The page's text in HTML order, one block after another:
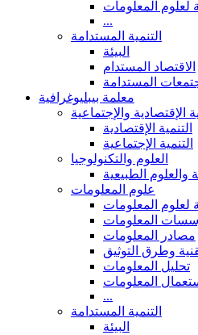
لعلوم المعلومات
...
التنمية المستدامة
البيئة
الاقتصاد المستدام
المستدامة
معلمة بيبليوغرافية
الإقتصادية والإجتماعية
التنمية الإقتصادية
التنمية الإجتماعية
العلوم والتكنولوجيا
والعلوم الطبيعية
علوم المعلومات
لعلوم المعلومات
المعلومات
مصادر المعلومات
وطرق التوثيق
تحليل المعلومات
المعلومات
...
التنمية المستدامة
البيئة